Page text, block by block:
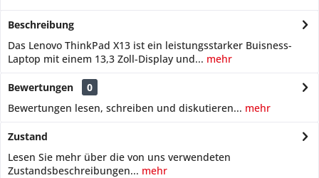
Beschreibung
Das Lenovo ThinkPad X13 ist ein leistungsstarker Buisness-
Laptop mit einem 13,3 Zoll-Display und... mehr
Bewertungen
0
Bewertungen lesen, schreiben und diskutieren... mehr
Zustand
Lesen Sie mehr über die von uns verwendeten
Zustandsbeschreibungen... mehr